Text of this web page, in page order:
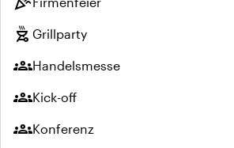
outdoor_grill Grillparty
groupsHandelsmesse
groupsKick-off
groupsKonferenz